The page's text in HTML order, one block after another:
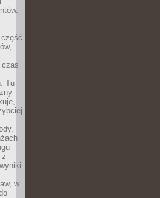
czas
Tu
z
w